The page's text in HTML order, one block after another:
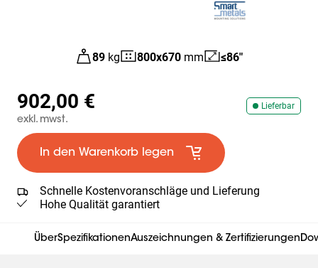
89 kg 800x670 mm ≤86"
Lieferbar
902,00 €
exkl. mwst.
In den Warenkorb legen
Schnelle Kostenvoranschläge und Lieferung
Hohe Qualität garantiert
ÜberSpezifikationenAuszeichnungen & Zertifizierungen